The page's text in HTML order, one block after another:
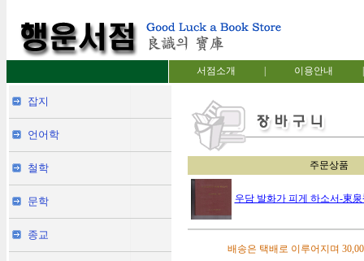
서점소개 이용안내
잡지
언어학
철학
문학
종교
주문상품
우담 발화가 피게 하소서-東
배송은 택배로 이루어지며